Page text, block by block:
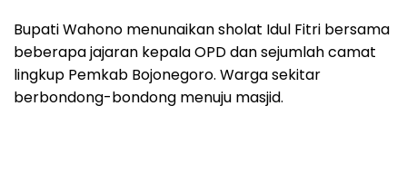
Bupati Wahono menunaikan sholat Idul Fitri bersama
beberapa jajaran kepala OPD dan sejumlah camat
lingkup Pemkab Bojonegoro. Warga sekitar
berbondong-bondong menuju masjid.